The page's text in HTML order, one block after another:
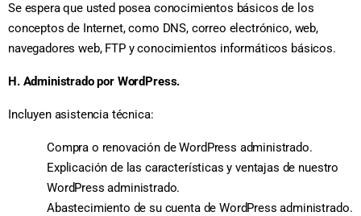
Se espera que usted posea conocimientos básicos de los
conceptos de Internet, como DNS, correo electrónico, web,
navegadores web, FTP y conocimientos informáticos básicos.
H. Administrado por WordPress.
Incluyen asistencia técnica:
Compra o renovación de WordPress administrado.
Explicación de las características y ventajas de nuestro
WordPress administrado.
Abastecimiento de su cuenta de WordPress administrado.